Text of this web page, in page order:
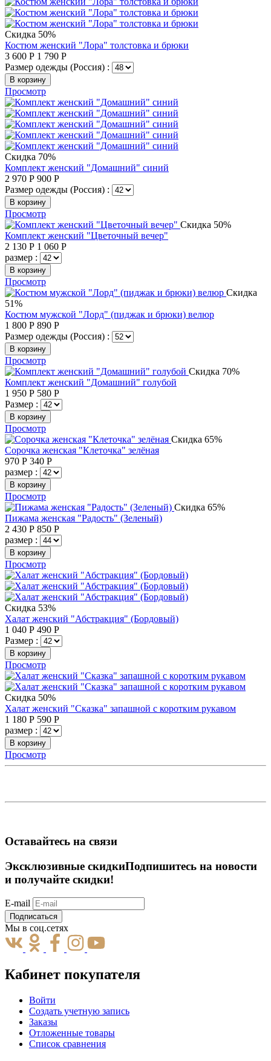
Скидка 50%
Костюм женский "Лора" толстовка и брюки
3 600 Р 1 790 Р
Размер одежды (Россия) :
В корзину
Просмотр
Скидка 70%
Комплект женский "Домашний" синий
2 970 Р 900 Р
Размер одежды (Россия) :
В корзину
Просмотр
Скидка 50%
Комплект женский "Цветочный вечер"
2 130 Р 1 060 Р
размер :
В корзину
Просмотр
Скидка
51%
Костюм мужской "Лорд" (пиджак и брюки) велюр
1 800 Р 890 Р
Размер одежды (Россия) :
В корзину
Просмотр
Скидка 70%
Комплект женский "Домашний" голубой
1 950 Р 580 Р
Размер :
В корзину
Просмотр
Скидка 65%
Сорочка женская "Клеточка" зелёная
970 Р 340 Р
размер :
В корзину
Просмотр
Скидка 65%
Пижама женская "Радость" (Зеленый)
2 430 Р 850 Р
размер :
В корзину
Просмотр
Скидка 53%
Халат женский "Абстракция" (Бордовый)
1 040 Р 490 Р
Размер :
В корзину
Просмотр
Скидка 50%
Халат женский "Сказка" запашной с коротким рукавом
1 180 Р 590 Р
размер :
В корзину
Просмотр
Оставайтесь на связи
Эксклюзивные скидкиПодпишитесь на новости
и получайте скидки!
E-mail
Подписаться
Мы в соц.сетях
Кабинет покупателя
Войти
Создать учетную запись
Заказы
Отложенные товары
Список сравнения